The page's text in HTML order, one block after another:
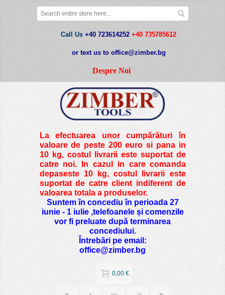
Call Us +40 723614252 +40 735785612
or text us to office@zimber.bg
Despre Noi
La efectuarea unor cumpărături în
valoare de peste200 euro si pana in
10 kg, costul livrarii este suportat de
catre noi. In cazul in care comanda
depaseste 10 kg, costul livrarii este
suportat de catre client indiferent de
valoarea totala a produselor.
Suntem în concediu în perioada 27
iunie - 1 iulie ,telefoanele și comenzile
vor fi preluate după terminarea
concediului.
Întrebări pe email:
office@zimber.bg
0,00 €